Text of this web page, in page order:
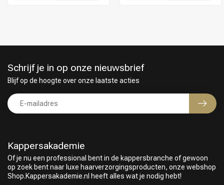
Kappersakademie
Of je nu een professional bent in de kappersbranche of gewoon
op zoek bent naar luxe haarverzorgingsproducten, onze webshop
Shop.Kappersakademie.nl heeft alles wat je nodig hebt!
Schrijf je in op onze nieuwsbrief
Blijf op de hoogte over onze laatste acties